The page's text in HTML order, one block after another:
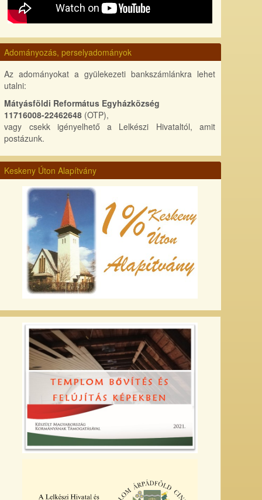
Adományozás, perselyadományok
Az adományokat a gyülekezeti bankszámlánkra lehet
utalni:
Mátyásföldi Református Egyházközség
11716008-22462648 (OTP),
vagy csekk igényelhető a Lelkészi Hivataltól, amit
postázunk.
Keskeny Úton Alapítvány